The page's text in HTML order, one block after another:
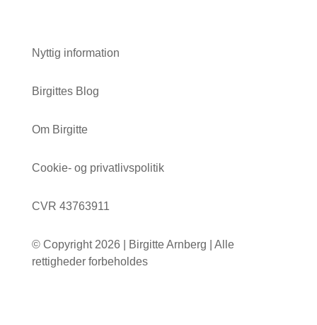
Nyttig information
Birgittes Blog
Om Birgitte
Cookie- og privatlivspolitik
CVR 43763911
© Copyright 2026 | Birgitte Arnberg | Alle
rettigheder forbeholdes